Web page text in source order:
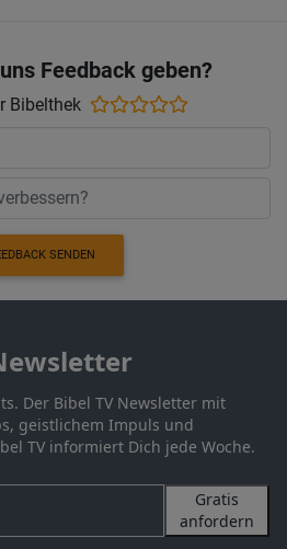
Feedback geben?
Bibelthek
SENDEN
Der Bibel TV Newsletter mit
geistlichem Impuls und
TV informiert Dich jede Woche.
Gratis
anfordern